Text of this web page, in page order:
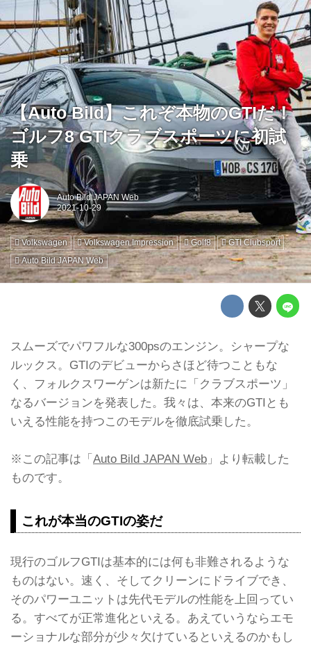
【Auto Bild】これぞ本物のGTIだ！
ゴルフ8 GTIクラブスポーツに初試
乗
Auto Bild JAPAN Web
Volkswagen Volkswagen Impression Golf8
GTI Clubsport
Auto Bild JAPAN Web
スムーズでパワフルな300psのエンジン。シャープな
ルックス。GTIのデビューからさほど待つこともな
く、フォルクスワーゲンは新たに「クラブスポーツ」
なるバージョンを発表した。我々は、本来のGTIとも
いえる性能を持つこのモデルを徹底試乗した。
※この記事は「 Auto Bild JAPAN Web 」より転載した
ものです。
これが本当のGTIの姿だ
現行のゴルフGTIは基本的には何も非難されるような
ものはない。速く、そしてクリーンにドライブでき、
そのパワーユニットは先代モデルの性能を上回ってい
る。すべてが正常進化といえる。あえていうならエモ
ーショナルな部分が少々欠けているといえるのかもし